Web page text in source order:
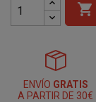

ENVÍO GRATIS
A PARTIR DE 30€